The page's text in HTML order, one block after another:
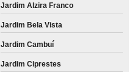
Jardim Alzira Franco
Jardim Bela Vista
Jardim Cambuí
Jardim Ciprestes